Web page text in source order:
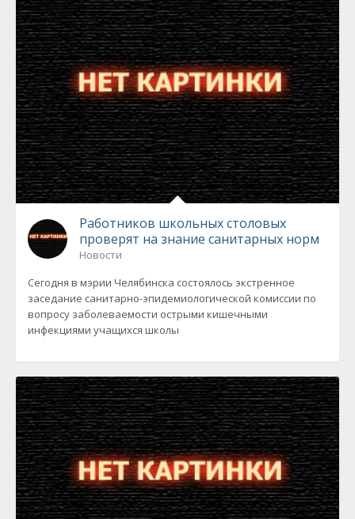
Работников школьных столовых
проверят на знание санитарных норм
Новости
Сегодня в мэрии Челябинска состоялось экстренное
заседание санитарно-эпидемиологической комиссии по
вопросу заболеваемости острыми кишечными
инфекциями учащихся школы